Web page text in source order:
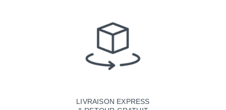
LIVRAISON EXPRESS